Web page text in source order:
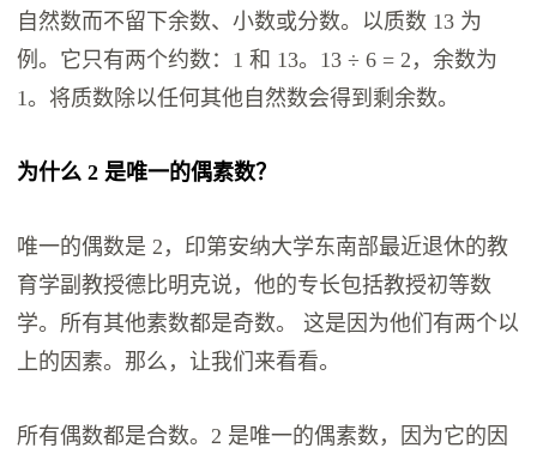
自然数而不留下余数、小数或分数。以质数 13 为
例。它只有两个约数：1 和 13。13 ÷ 6 = 2，余数为
1。将质数除以任何其他自然数会得到剩余数。
为什么 2 是唯一的偶素数？
唯一的偶数是 2，印第安纳大学东南部最近退休的教
育学副教授德比明克说，他的专长包括教授初等数
学。所有其他素数都是奇数。 这是因为他们有两个以
上的因素。那么，让我们来看看。
所有偶数都是合数。2 是唯一的偶素数，因为它的因